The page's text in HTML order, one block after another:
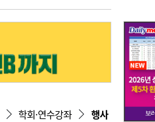
약제급여 심사 결과
학회·연수강좌 행사